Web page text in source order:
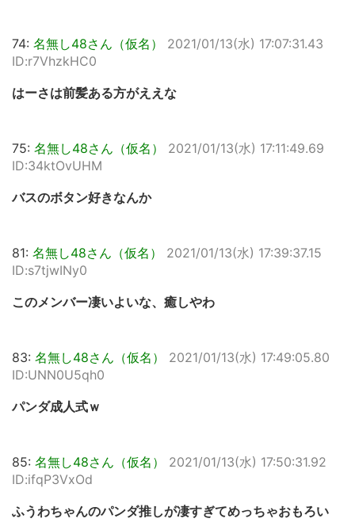
74: 名無し48さん（仮名）
2021/01/13(水) 17:07:31.43
ID:r7VhzkHC0
はーさは前髪ある方がええな
75: 名無し48さん（仮名）
2021/01/13(水) 17:11:49.69
ID:34ktOvUHM
バスのボタン好きなんか
81: 名無し48さん（仮名）
2021/01/13(水) 17:39:37.15
ID:s7tjwINy0
このメンバー凄いよいな、癒しやわ
83: 名無し48さん（仮名）
2021/01/13(水) 17:49:05.80
ID:UNN0U5qh0
パンダ成人式ｗ
85: 名無し48さん（仮名）
2021/01/13(水) 17:50:31.92
ID:ifqP3VxOd
ふうわちゃんのパンダ推しが凄すぎてめっちゃおもろい